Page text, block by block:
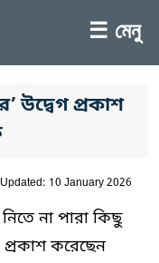
☰ মেনু
উদ্বেগ প্রকাশ
10 January 2026
না পারা কিছু
প্রকাশ করেছেন